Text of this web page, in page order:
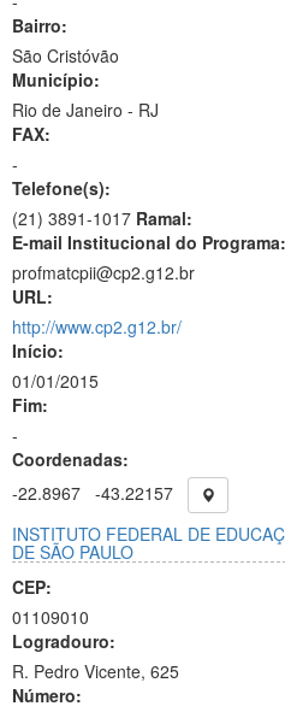
Bairro:
São Cristóvão
Município:
Rio de Janeiro - RJ
FAX:
-
Telefone(s):
(21) 3891-1017 Ramal:
E-mail Institucional do Programa:
profmatcpii@cp2.g12.br
URL:
http://www.cp2.g12.br/
Início:
01/01/2015
Fim:
-
Coordenadas:
-22.8967 -43.22157
INSTITUTO FEDERAL DE
DE SÃO PAULO
CEP:
01109010
Logradouro:
R. Pedro Vicente, 625
Número: